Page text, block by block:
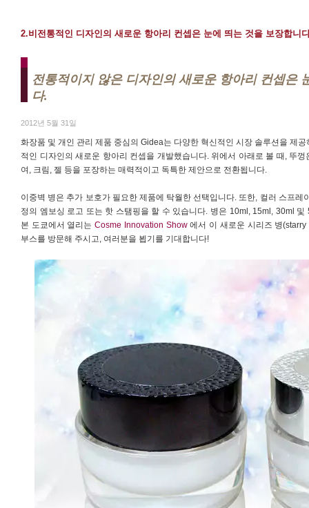
2.비전통적인 디자인의 새로운 항아리 컨셉은 눈에 띄는 것을 보장합니
전통적이지 않은 디자인의 새로운 항아리 컨셉은
다.
2012년 5월 31일
화장품 및 개인 관리 제품 중심의 Gidea는 다양한 혁신적인 시장 솔루션을 제
적인 디자인의 새로운 항아리 컨셉을 개발했습니다. 위에서 아래로 볼 때, 뚜
여, 크림, 젤 등을 포장하는 매력적이고 독특한 제안으로 전환됩니다.
이중벽 병은 추가 보호가 필요한 제품에 탁월한 선택입니다. 또한, 컬러 스프
정의 엠보싱 로고 또는 핫 스탬핑을 할 수 있습니다. 병은 10ml, 15ml, 30ml
본 도쿄에서 열리는Cosme Innovation Show에서 이 새로운 시리즈 병
부스를 방문해 주시고, 여러분을 뵙기를 기대합니다!